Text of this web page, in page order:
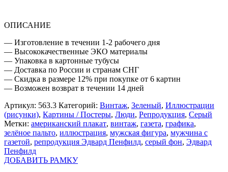
ОПИСАНИЕ
— Изготовление в течении 1-2 рабочего дня
— Высококачественные ЭКО материалы
— Упаковка в картонные тубусы
— Доставка по России и странам СНГ
— Скидка в размере 12% при покупке от 6 картин
— Возможен возврат в течении 14 дней
Артикул: 563.3 Категорий: Винтаж, Зеленый, Иллюстрации
(рисунки), Картины / Постеры, Люди, Репродукция, Серый
Метки: американский плакат, винтаж, газета, графика,
зелёное пальто, иллюстрация, мужская фигура, мужчина с
газетой, репродукция Эдвард Пенфилд, серый фон, Эдвард
Пенфилд
ДОБАВИТЬ РАМКУ